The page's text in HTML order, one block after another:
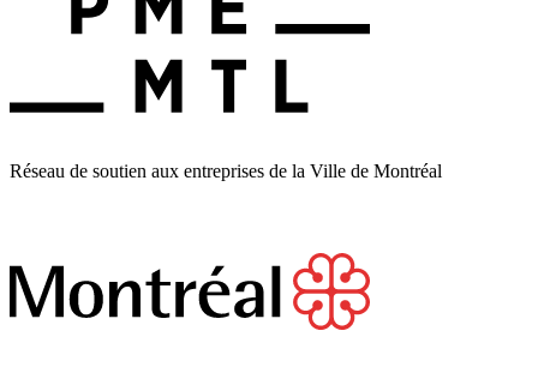
Réseau de soutien aux entreprises de la Ville de Montréal